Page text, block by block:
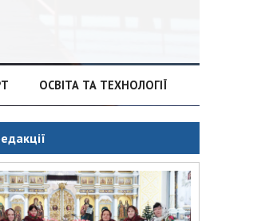
ОСВІТА ТА ТЕХНОЛОГІЇ